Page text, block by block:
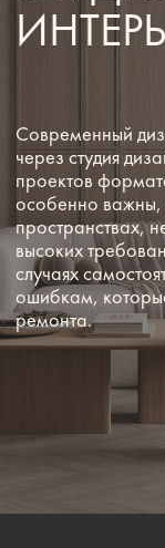
Современный дизайн
через студия дизайна
проектов формата
особенно важны, когда
пространствах,
высоких требованиях к
случаях
ошибкам, которые
ремонта.
При разработке дизайн
СЛОЖНЫЕ
ТРЕБУЮТ
ПОДХОДА